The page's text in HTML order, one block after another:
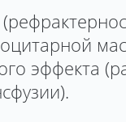
эффекта